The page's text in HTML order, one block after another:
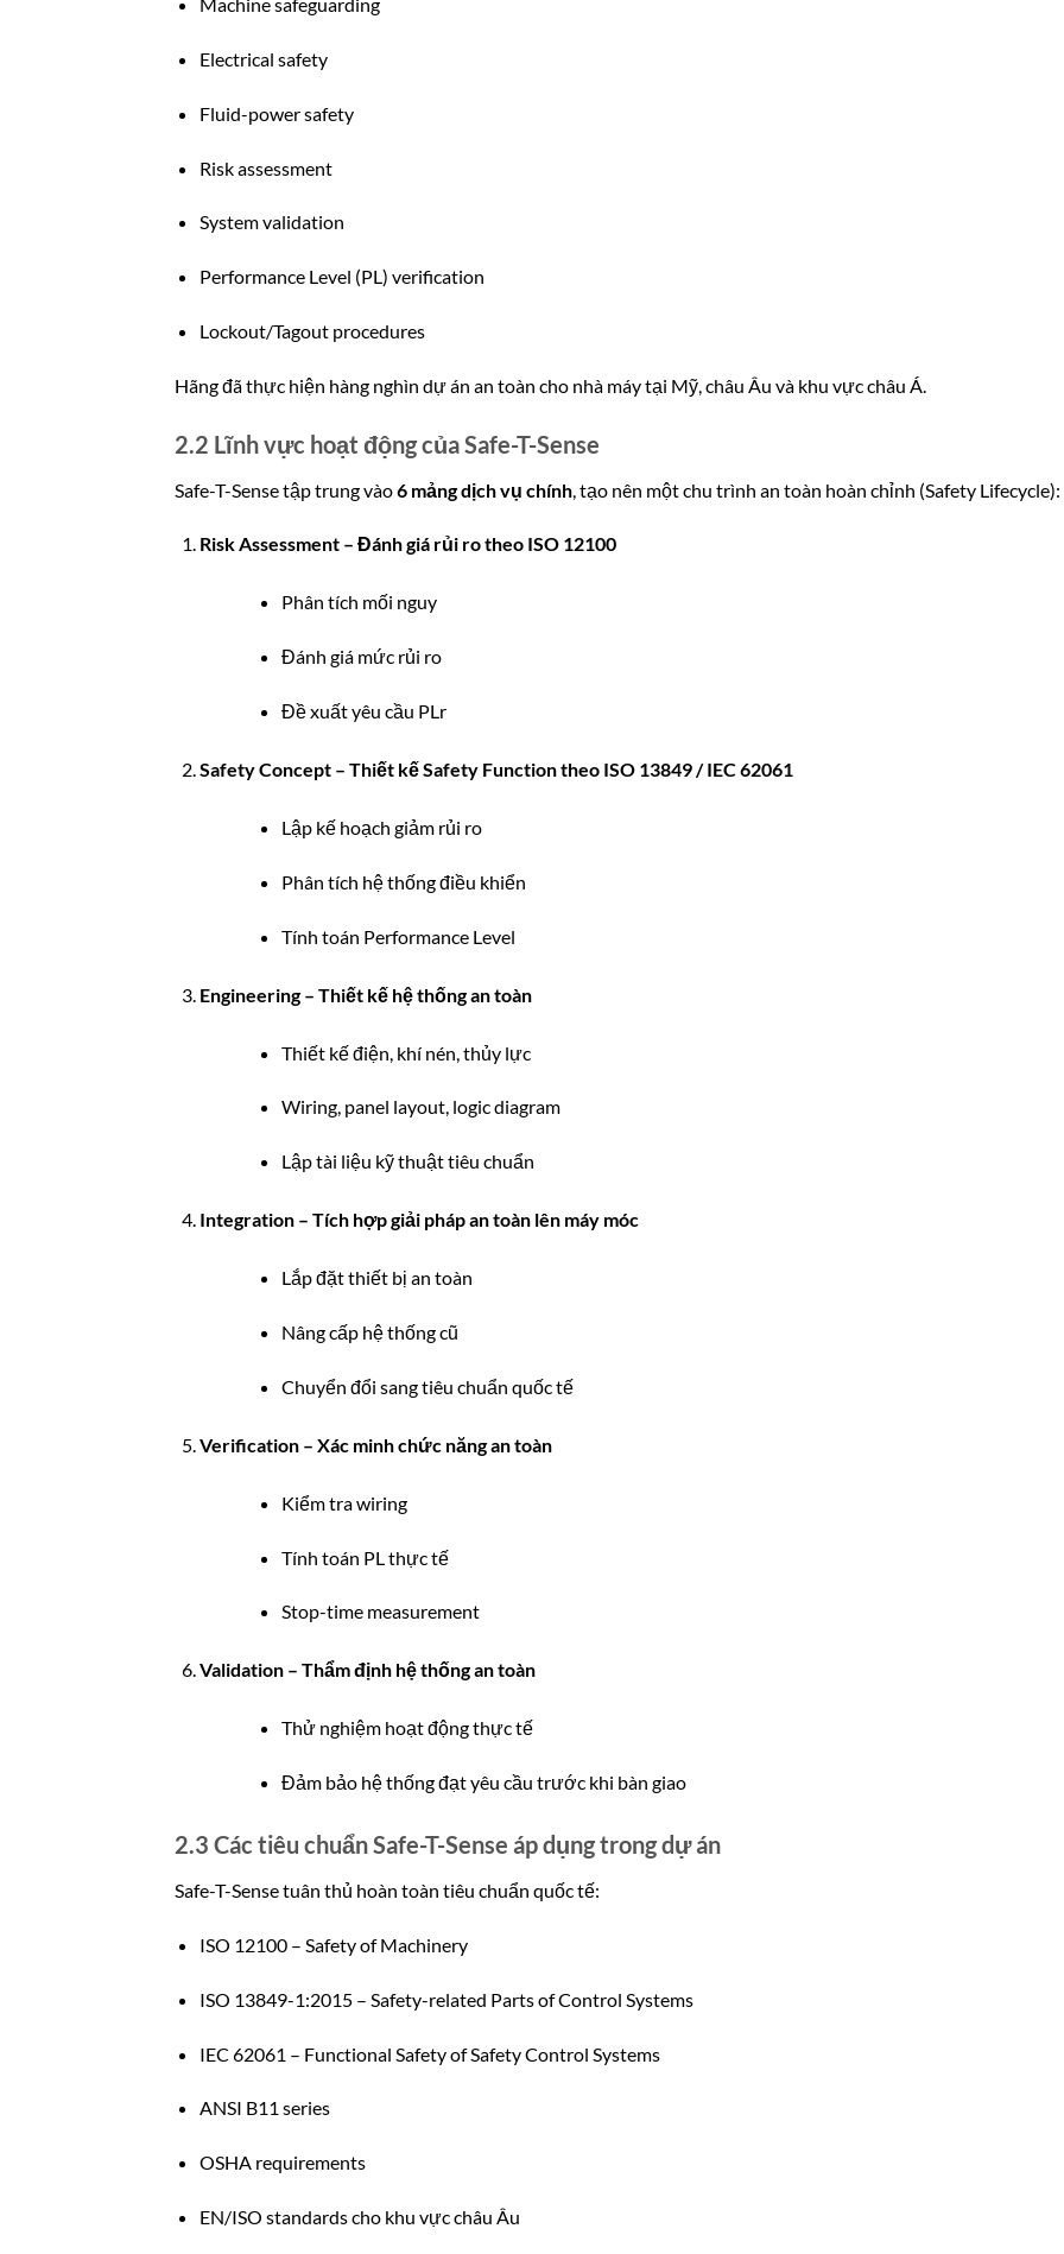
Electrical safety
Fluid-power safety
Risk assessment
System validation
Performance Level (PL) verification
Lockout/Tagout procedures
Hãng đã thực hiện hàng nghìn dự án an toàn cho nhà máy tại Mỹ, châu Âu và khu vực châu Á.
2.2 Lĩnh vực hoạt động của Safe-T-Sense
Safe-T-Sense tập trung vào6 mảng dịch vụ chính , tạo nên một chu trình an toàn hoàn chỉnh (Safety Lifecycle):
Risk Assessment – Đánh giá rủi ro theo ISO 12100
Phân tích mối nguy
Đánh giá mức rủi ro
Đề xuất yêu cầu PLr
Safety Concept – Thiết kế Safety Function theo ISO 13849 / IEC 62061
Lập kế hoạch giảm rủi ro
Phân tích hệ thống điều khiển
Tính toán Performance Level
Engineering – Thiết kế hệ thống an toàn
Thiết kế điện, khí nén, thủy lực
Wiring, panel layout, logic diagram
Lập tài liệu kỹ thuật tiêu chuẩn
Integration – Tích hợp giải pháp an toàn lên máy móc
Lắp đặt thiết bị an toàn
Nâng cấp hệ thống cũ
Chuyển đổi sang tiêu chuẩn quốc tế
Verification – Xác minh chức năng an toàn
Kiểm tra wiring
Tính toán PL thực tế
Stop-time measurement
Validation – Thẩm định hệ thống an toàn
Thử nghiệm hoạt động thực tế
Đảm bảo hệ thống đạt yêu cầu trước khi bàn giao
2.3 Các tiêu chuẩn Safe-T-Sense áp dụng trong dự án
Safe-T-Sense tuân thủ hoàn toàn tiêu chuẩn quốc tế:
ISO 12100 – Safety of Machinery
ISO 13849-1:2015 – Safety-related Parts of Control Systems
IEC 62061 – Functional Safety of Safety Control Systems
ANSI B11 series
OSHA requirements
EN/ISO standards cho khu vực châu Âu